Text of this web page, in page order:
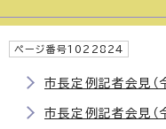
ページ番号1022824
市長定例記者会見
市長定例記者会見（